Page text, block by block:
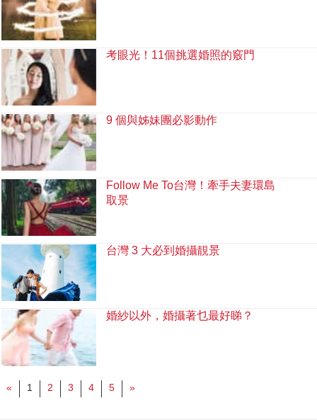
考眼光！11個挑選婚照的竅門
9 個與姊妹團必影動作
Follow Me To台灣！牽手夫妻環島
取景
台灣 3 大必到婚攝靚景
婚紗以外，婚攝著乜最好睇？
« 1 2 3 4 5 »